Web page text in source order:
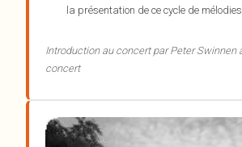
la présentation de ce cycle de
Introduction au concert par Peter Swinnen
concert